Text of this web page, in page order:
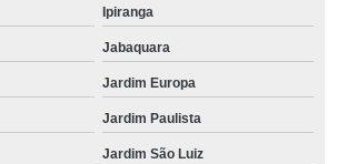
Ipiranga
Jabaquara
Jardim Europa
Jardim Paulista
Jardim São Luiz